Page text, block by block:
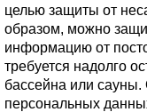
целью защиты от
образом, можно
информацию от
требуется надолго
бассейна или
персональных